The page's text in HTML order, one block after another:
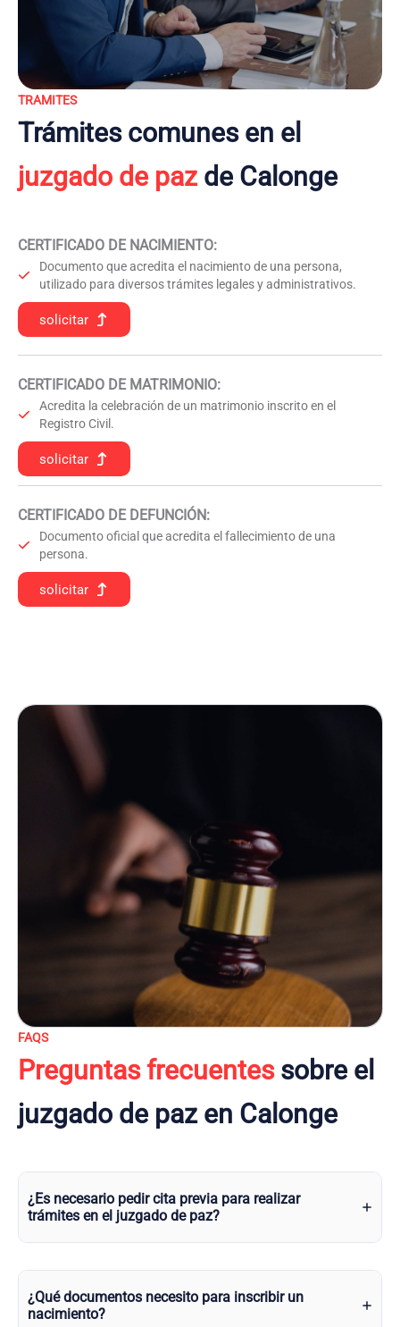
TRAMITES
Trámites comunes en el
juzgado de pazde Calonge
CERTIFICADO DE NACIMIENTO:
Documento que acredita el nacimiento de una persona,
utilizado para diversos trámites legales y administrativos.
solicitar
CERTIFICADO DE MATRIMONIO:
Acredita la celebración de un matrimonio inscrito en el
Registro Civil.
solicitar
CERTIFICADO DE DEFUNCIÓN:
Documento oficial que acredita el fallecimiento de una
persona.
solicitar
FAQS
Preguntas frecuentessobre el
juzgado de paz en Calonge
¿Es necesario pedir cita previa para realizar
trámites en el juzgado de paz?
¿Qué documentos necesito para inscribir un
nacimiento?